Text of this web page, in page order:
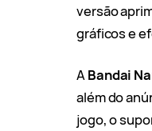
versão
gráficos e
ABandai
além do
jogo, o